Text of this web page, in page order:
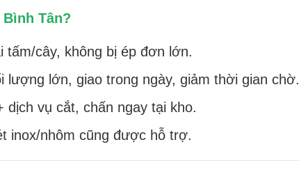
Tân?
tấm/cây, không bị ép đơn lớn.
lượng lớn, giao trong ngày, giảm thời gian chờ.
dịch vụ cắt, chấn ngay tại kho.
inox/nhôm cũng được hỗ trợ.